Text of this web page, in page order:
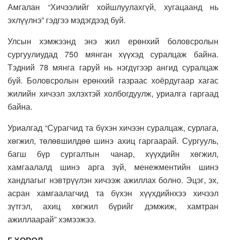
Амгалан “Хичээлийг хойшлуулахгүй, хугацаанд нь
эхлүүлнэ” гэдгээ мэдэгдээд буй.
Улсын хэмжээнд энэ жил ерөнхий боловсролын
сургуулиудад 750 мянган хүүхэд суралцаж байна.
Тэдний 78 мянга гаруй нь нэгдүгээр ангид суралцаж
буй. Боловсролын ерөнхий газраас хоёрдугаар хагас
жилийн хичээл эхлэхтэй холбогдуулж, уриалга гаргаад
байна.
Уриалгад “Сурагчид та бүхэн хичээн суралцаж, сурлага,
хөгжил, төлөвшилдөө шинэ ахиц гаргаарай. Сургууль,
багш бүр сургалтын чанар, хүүхдийн хөгжил,
хамгаалалд шинэ арга зүй, менежментийн шинэ
хандлагыг нэвтрүүлэн хичээж ажиллах болно. Эцэг, эх,
асран хамгаалагчид та бүхэн хүүхдийнхээ хичээл
зүтгэл, ахиц хөгжил бүрийг дэмжиж, хамтран
ажиллаарай” хэмээжээ.